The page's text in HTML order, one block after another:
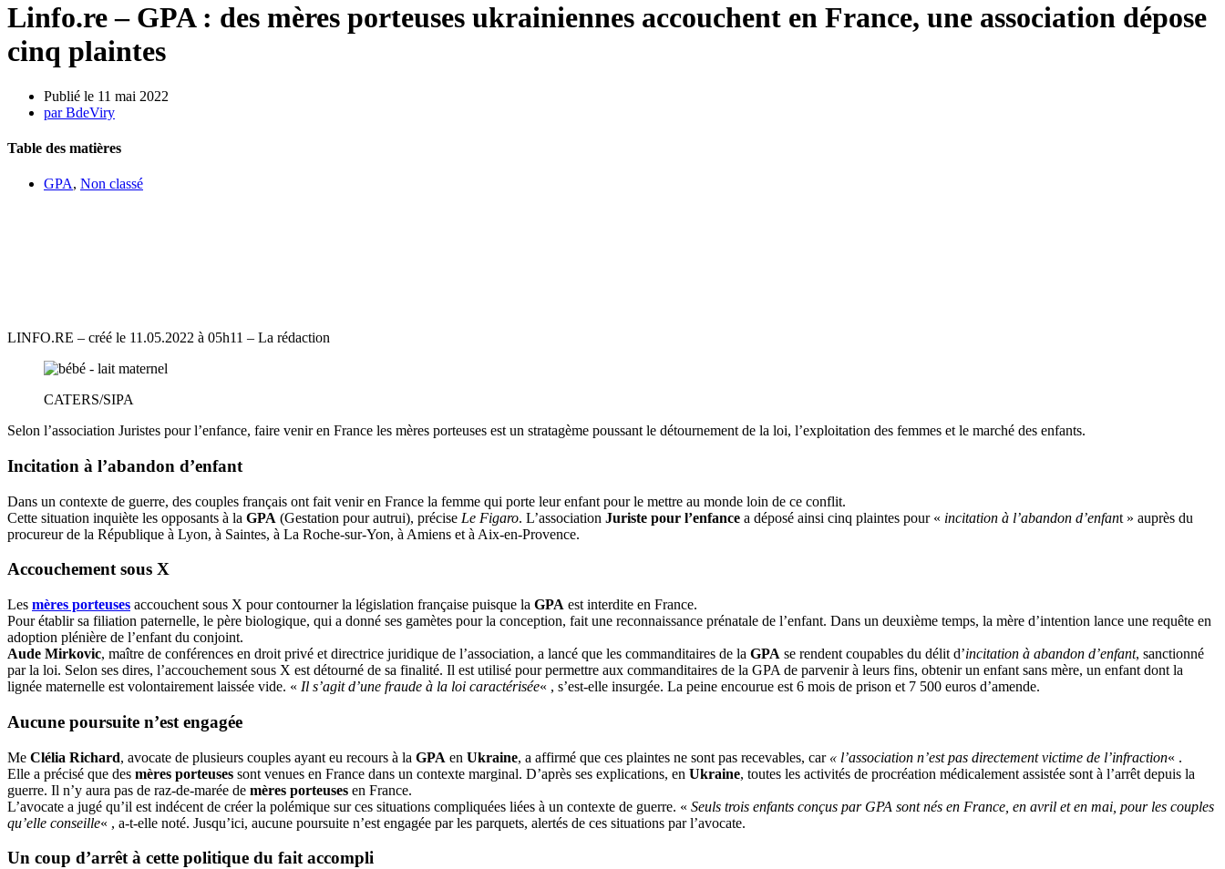
Linfo.re – GPA : des mères porteuses ukrainiennes accouchent en France, une association dépose
cinq plaintes
Publié le 11 mai 2022
parBdeViry
Table des matières
GPA, Non classé
LINFO.RE – créé le 11.05.2022 à 05h11 – La rédaction
CATERS/SIPA
Selon l’association Juristes pour l’enfance, faire venir en France les mères porteuses est un stratagème poussant le détournement de la loi, l’exploitation des femmes et le marché des enfants.
Incitation à l’abandon d’enfant
Dans un contexte de guerre, des couples français ont fait venir en France la femme qui porte leur enfant pour le mettre au monde loin de ce conflit.
Cette situation inquiète les opposants à la GPA (Gestation pour autrui), précise Le Figaro. L’association Juriste pour l’enfance a déposé ainsi cinq plaintes pour « incitation à l’abandon d’enfant » auprès du
procureur de la République à Lyon, à Saintes, à La Roche-sur-Yon, à Amiens et à Aix-en-Provence.
Accouchement sous X
Les mères porteuses accouchent sous X pour contourner la législation française puisque la GPA est interdite en France.
Pour établir sa filiation paternelle, le père biologique, qui a donné ses gamètes pour la conception, fait une reconnaissance prénatale de l’enfant. Dans un deuxième temps, la mère d’intention lance une requête en
adoption plénière de l’enfant du conjoint.
Aude Mirkovic, maître de conférences en droit privé et directrice juridique de l’association, a lancé que les commanditaires de la GPA se rendent coupables du délit d’incitation à abandon d’enfant, sanctionné
par la loi. Selon ses dires, l’accouchement sous X est détourné de sa finalité. Il est utilisé pour permettre aux commanditaires de la GPA de parvenir à leurs fins, obtenir un enfant sans mère, un enfant dont la
lignée maternelle est volontairement laissée vide. « Il s’agit d’une fraude à la loi caractérisée« , s’est-elle insurgée. La peine encourue est 6 mois de prison et 7 500 euros d’amende.
Aucune poursuite n’est engagée
Me Clélia Richard, avocate de plusieurs couples ayant eu recours à la GPA en Ukraine, a affirmé que ces plaintes ne sont pas recevables, car « l’association n’est pas directement victime de l’infraction« .
Elle a précisé que des mères porteuses sont venues en France dans un contexte marginal. D’après ses explications, en Ukraine, toutes les activités de procréation médicalement assistée sont à l’arrêt depuis la
guerre. Il n’y aura pas de raz-de-marée de mères porteuses en France.
L’avocate a jugé qu’il est indécent de créer la polémique sur ces situations compliquées liées à un contexte de guerre. « Seuls trois enfants conçus par GPA sont nés en France, en avril et en mai, pour les couples
qu’elle conseille« , a-t-elle noté. Jusqu’ici, aucune poursuite n’est engagée par les parquets, alertés de ces situations par l’avocate.
Un coup d’arrêt à cette politique du fait accompli